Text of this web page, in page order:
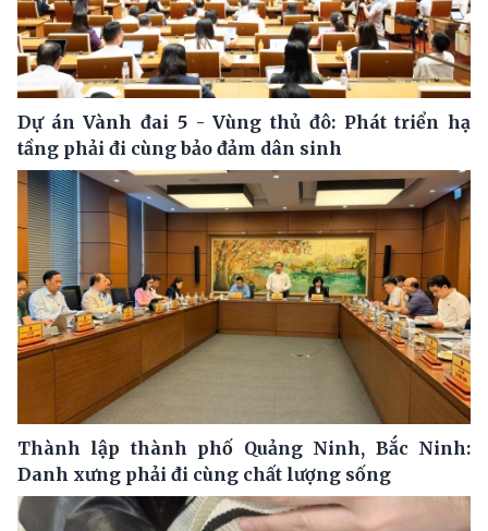
Dự án Vành đai 5 - Vùng thủ đô: Phát triển hạ
tầng phải đi cùng bảo đảm dân sinh
Thành lập thành phố Quảng Ninh, Bắc Ninh:
Danh xưng phải đi cùng chất lượng sống